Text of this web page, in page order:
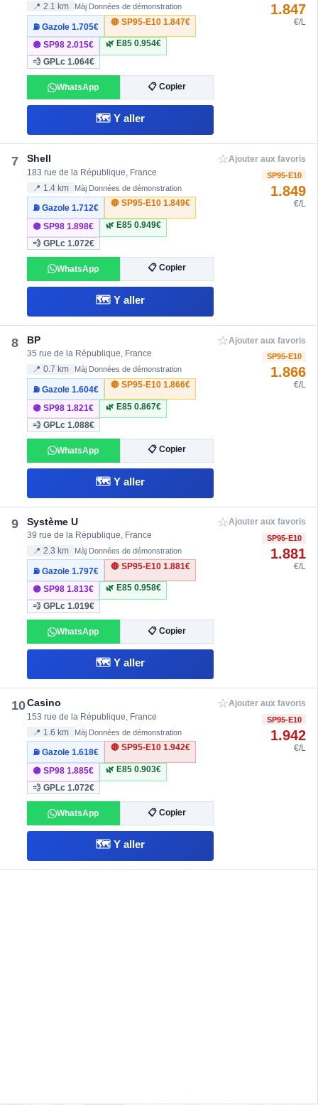
📍 2.1 km Màj Données de démonstration
⛽ Gazole1.705€
🔴 SP95-E10 1.847€
🟣 SP982.015€ 🌿 E85 0.954€
💨 GPLc1.064€
WhatsApp 📋 Copier
🗺️ Y aller
1.847
€/L
7 Shell
183 rue de la République, France
📍 1.4 km Màj Données de démonstration
⛽ Gazole1.712€
🔴 SP95-E10 1.849€
🟣 SP981.898€ 🌿 E85 0.949€
💨 GPLc1.072€
WhatsApp 📋 Copier
🗺️ Y aller
☆Ajouter aux favoris
SP95-E10
1.849
€/L
8 BP
35 rue de la République, France
📍 0.7 km Màj Données de démonstration
⛽ Gazole1.604€
🔴 SP95-E10 1.866€
🟣 SP981.821€ 🌿 E85 0.867€
💨 GPLc1.088€
WhatsApp 📋 Copier
🗺️ Y aller
☆Ajouter aux favoris
SP95-E10
1.866
€/L
9 Système U
39 rue de la République, France
📍 2.3 km Màj Données de démonstration
⛽ Gazole1.797€
🔴 SP95-E10 1.881€
🟣 SP981.813€ 🌿 E85 0.958€
💨 GPLc1.019€
WhatsApp 📋 Copier
🗺️ Y aller
☆Ajouter aux favoris
SP95-E10
1.881
€/L
10Casino
153 rue de la République, France
📍 1.6 km Màj Données de démonstration
⛽ Gazole1.618€
🔴 SP95-E10 1.942€
🟣 SP981.885€ 🌿 E85 0.903€
💨 GPLc1.072€
WhatsApp 📋 Copier
🗺️ Y aller
☆Ajouter aux favoris
SP95-E10
1.942
€/L